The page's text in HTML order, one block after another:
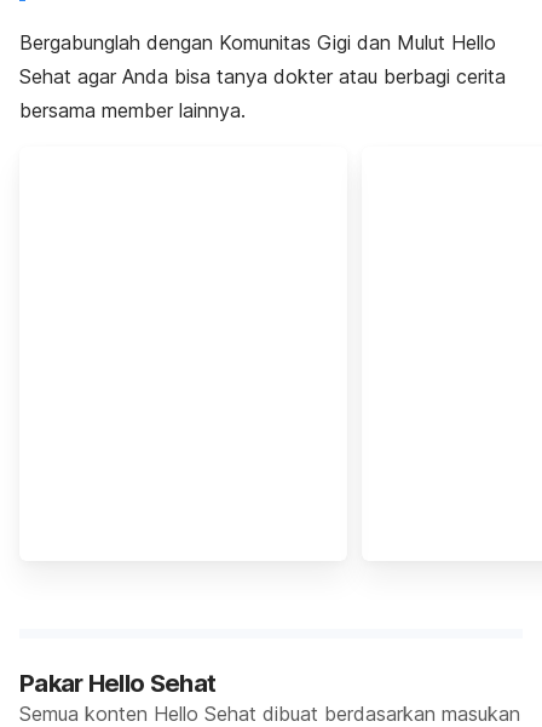
Bergabunglah dengan Komunitas Gigi dan Mulut Hello
Sehat agar Anda bisa tanya dokter atau berbagi cerita
bersama member lainnya.
Pakar Hello Sehat
Semua konten Hello Sehat dibuat berdasarkan masukan